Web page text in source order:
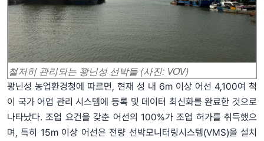
철저히 관리되는 꽝닌성 선박들 (사진: VOV)
꽝닌성 농업환경청에 따르면, 현재 성 내 6m 이상 어선 4,100여 척
이 국가 어업 관리 시스템에 등록 및 데이터 최신화를 완료한 것으로
나타났다. 조업 요건을 갖춘 어선의 100%가 조업 허가를 취득했으
며, 특히 15m 이상 어선은 전량 선박모니터링시스템(VMS)을 설치